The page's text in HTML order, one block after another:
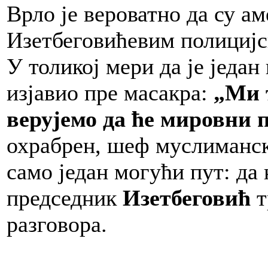
Врло је вероватно да су
Изетбеговићевим
У толикој мери да је
изјавио пре масакра: „Ми
верујемо да ће мировни
охрабрен, шеф
само један могући пут:
председник Изетбеговић
разговора.